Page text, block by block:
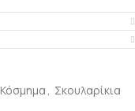
Κόσμημα , Σκουλαρίκια